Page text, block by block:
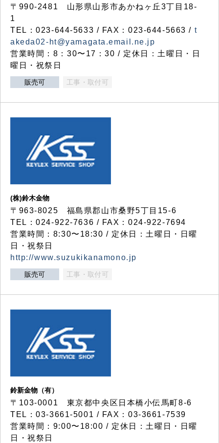
〒990-2481 山形県山形市あかねヶ丘3丁目18-
1
TEL：023-644-5633 / FAX：023-644-5663 / t
akeda02-ht@yamagata.email.ne.jp
営業時間：8：30〜17：30 / 定休日：土曜日・日
曜日・祝祭日
販売可 工事・取付可
(株)鈴木金物
〒963-8025 福島県郡山市桑野5丁目15-6
TEL：024-922-7636 / FAX：024-922-7694
営業時間：8:30〜18:30 / 定休日：土曜日・日曜
日・祝祭日
http://www.suzukikanamono.jp
販売可 工事・取付可
鈴新金物（有）
〒103-0001 東京都中央区日本橋小伝馬町8-6
TEL：03-3661-5001 / FAX：03-3661-7539
営業時間：9:00〜18:00 / 定休日：土曜日・日曜
日・祝祭日